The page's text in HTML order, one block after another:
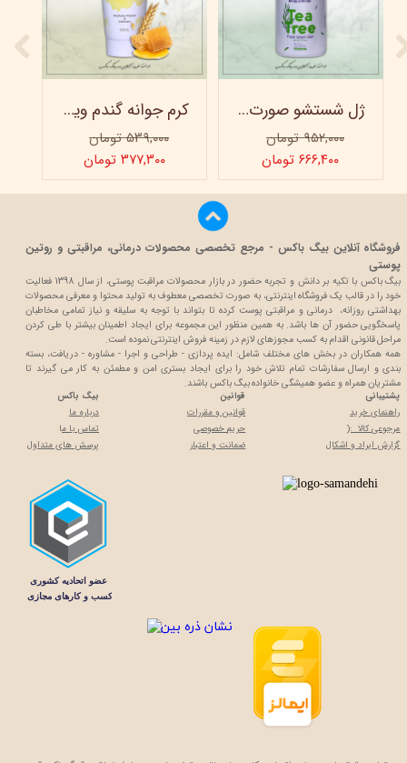
کرم جوانه گندم ویتابلا - تیوپی 60 میلی‌ لیتر
۵۳۹,۰۰۰ تومان
۳۷۷,۳۰۰ تومان
ژل شستشو صورت ویتابلا - 300 میلی لیتر
۹۵۲,۰۰۰ تومان
۶۶۶,۴۰۰ تومان
پشتیبانی
راهنمای خرید
مرجوعی کالا :(
گزارش ایراد و اشکال
قوانین
قوانین و مقررات
حریم خصوصی
ضمانت و اعتبار
بیگ باکس
درباره ما
تماس با ما
پرسش های متداول
فروشگاه آنلاین بیگ باکس - مرجع تخصصی محصولات درمانی، مراقبتی و روتین
پوستی
بیگ باکس با تکیه بر دانش و تجربه حضور در بازار محصولات مراقبت پوستی، از سال 1398 فعالیت
خود را در قالب یک فروشگاه اینترنتی، به صورت تخصصی معطوف به تولید محتوا و معرفی محصولات
بهداشتی روزانه، درمانی و مراقبتی پوست کرده تا بتواند با توجه به سلیقه و نیاز تمامی مخاطبان
پاسخگویی حضور آن ها باشد. به همین منظور این مجموعه برای ایجاد اطمینان بیشتر با طی کردن
مراحل قانونی اقدام به کسب مجوزهای لازم در زمینه فروش اینترنتی نموده است.
همه همکاران در بخش های مختلف شامل: ایده پردازی - طراحی و اجرا - مشاوره - دریافت، بسته
بندی و ارسال سفارشات تمام تلاش خود را برای ایجاد بستری امن و مطمئن به کار می گیرند تا
مشتریان همراه و عضو همیشگی خانواده بیگ باکس باشند.